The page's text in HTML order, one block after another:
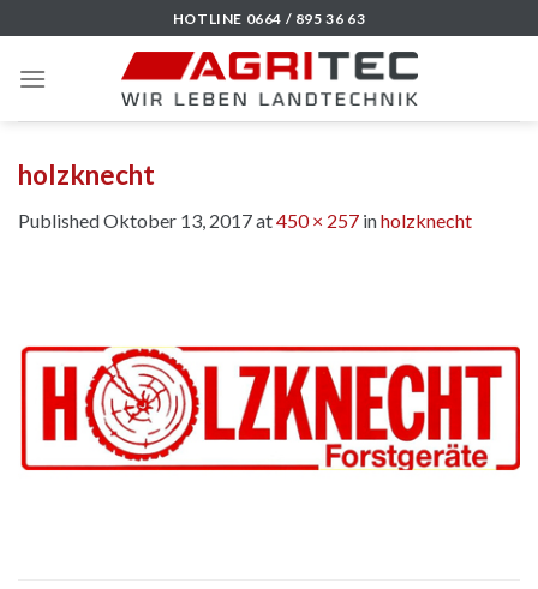
to
content
HOTLINE 0664 / 895 36 63
holzknecht
PublishedOktober 13, 2017at450 × 257 inholzknecht